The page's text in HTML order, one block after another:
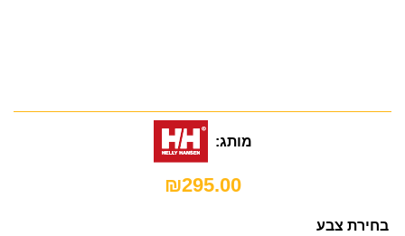
מותג:
₪295.00
בחירת צבע